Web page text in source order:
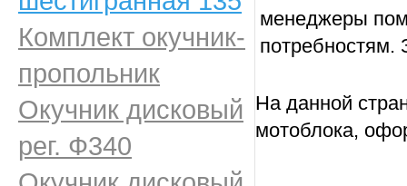
менеджеры
потребностям.
На данной
мотоблока,
Комплект окучник-
пропольник
Окучник дисковый
рег. Ф340